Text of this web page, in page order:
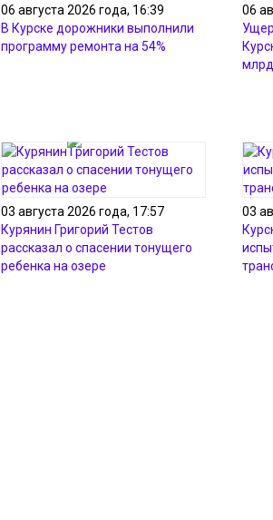
06 августа 2026 года, 16:39
В Курске дорожники выполнили
программу ремонта на 54%
06
03 августа 2026 года, 17:57
Курянин Григорий Тестов
рассказал о спасении тонущего
ребенка на озере
03